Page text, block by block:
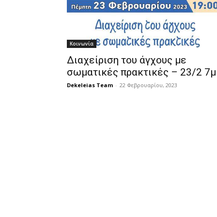
Κοινωνία
Διαχείριση του άγχους με
σωματικές πρακτικές – 23/2
Dekeleias Team - 22 Φεβρουαρίου, 2023